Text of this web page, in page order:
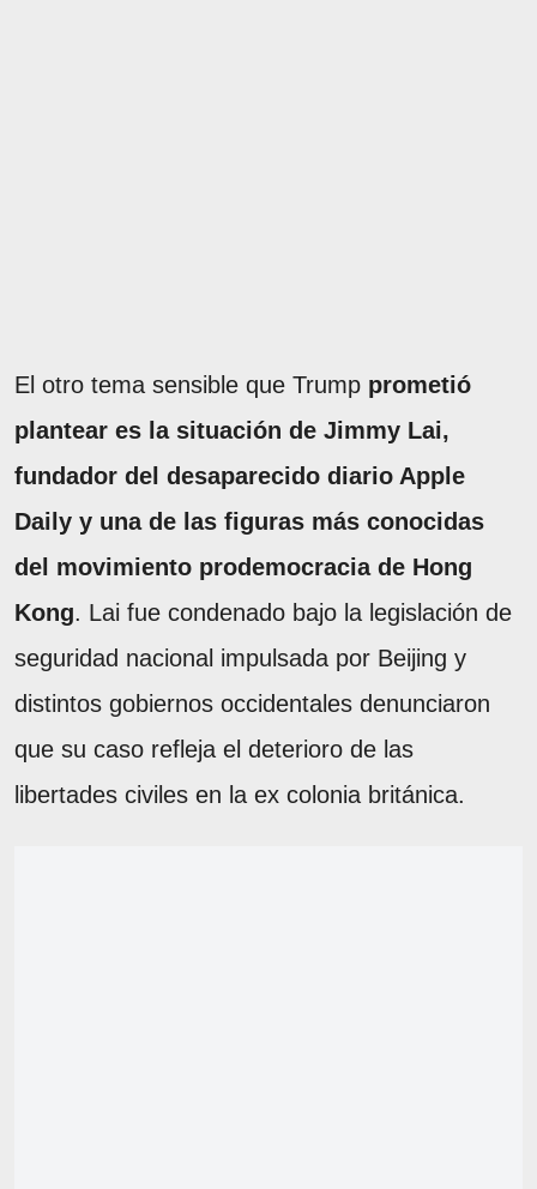
El otro tema sensible que Trump prometió
plantear es la situación de Jimmy Lai,
fundador del desaparecido diario Apple
Daily y una de las figuras más conocidas
del movimiento prodemocracia de Hong
Kong. Lai fue condenado bajo la legislación de
seguridad nacional impulsada por Beijing y
distintos gobiernos occidentales denunciaron
que su caso refleja el deterioro de las
libertades civiles en la ex colonia británica.